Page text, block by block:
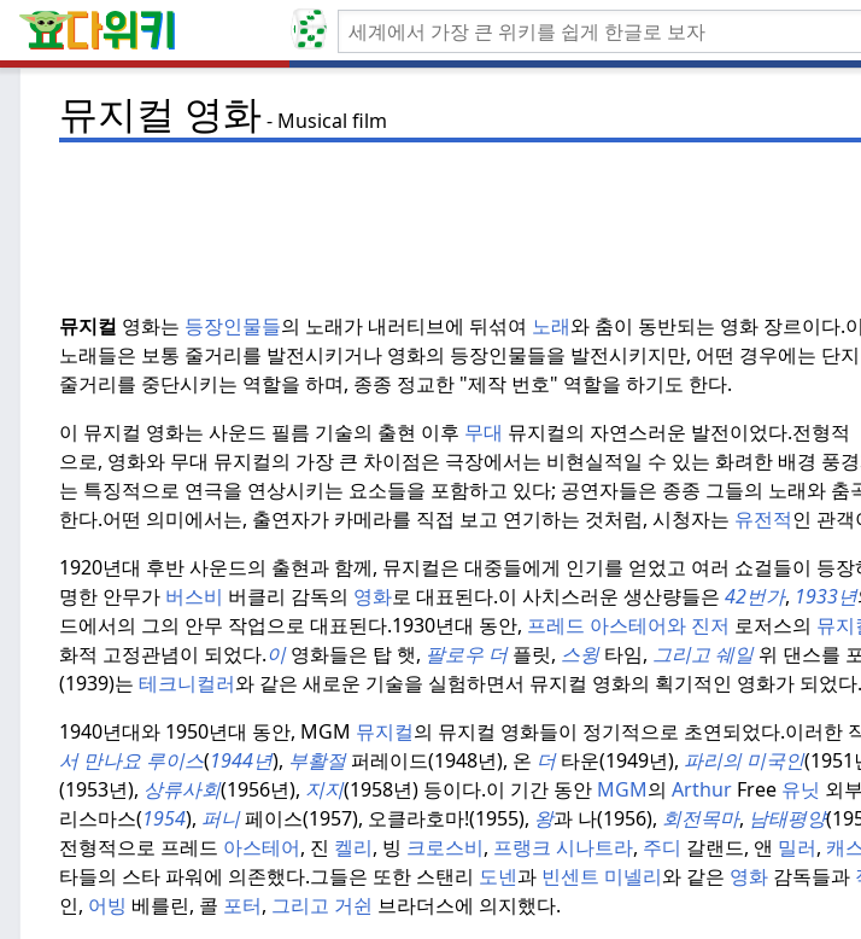
뮤지컬 영화 Musical film
뮤지컬 영화는 등장인물들의 노래가 내러티브에 뒤섞여 노래와 춤이 동반되는 영화 장르이다.이
노래들은 보통 줄거리를 발전시키거나 영화의 등장인물들을 발전시키지만, 어떤 경우에는 단지
줄거리를 중단시키는 역할을 하며, 종종 정교한 "제작 번호" 역할을 하기도 한다.
이 뮤지컬 영화는 사운드 필름 기술의 출현 이후 무대 뮤지컬의 자연스러운 발전이었다.전형적
으로, 영화와 무대 뮤지컬의 가장 큰 차이점은 극장에서는 비현실적일 수 있는 화려한 배경 풍
는 특징적으로 연극을 연상시키는 요소들을 포함하고 있다; 공연자들은 종종 그들의 노래와
한다.어떤 의미에서는, 출연자가 카메라를 직접 보고 연기하는 것처럼, 시청자는 유전적인 관객
1920년대 후반 사운드의 출현과 함께, 뮤지컬은 대중들에게 인기를 얻었고 여러 쇼걸들이 등
명한 안무가 버스비 버클리 감독의 영화로 대표된다.이 사치스러운 생산량들은 42번가, 1933년
드에서의 그의 안무 작업으로 대표된다.1930년대 동안, 프레드 아스테어와 진저 로저스의 뮤지
화적 고정관념이 되었다.이영화들은 탑 햇, 팔로우 더플릿, 스윙타임, 그리고 쉐일위 댄스를
(1939)는 테크니컬러와 같은 새로운 기술을 실험하면서 뮤지컬 영화의 획기적인 영화가 되었다.
1940년대와 1950년대 동안, MGM 뮤지컬의 뮤지컬 영화들이 정기적으로 초연되었다.이러한
서 만나요 루이스(1944년), 부활절퍼레이드(1948년), 온 더타운(1949년), 파리의 미국인(1951
(1953년), 상류사회(1956년), 지지(1958년) 등이다.이 기간 동안 MGM의 Arthur Free 유닛 외부
리스마스(1954), 퍼니페이스(1957), 오클라호마!(1955), 왕과 나(1956), 회전목마, 남태평양
전형적으로 프레드 아스테어, 진 켈리, 빙 크로스비, 프랭크 시나트라, 주디 갈랜드, 앤 밀러, 캐
타들의 스타 파워에 의존했다.그들은 또한 스탠리 도넨과 빈센트 미넬리와 같은 영화 감독들과
인, 어빙 베를린, 콜 포터, 그리고 거쉰 브라더스에 의지했다.